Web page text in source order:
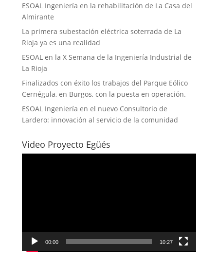
ESOAL Ingeniería en la rehabilitación de La Casa del
Almirante
La primera subestación eléctrica soterrada de La
Rioja ya es una realidad
ESOAL en la X Semana de la Ingeniería Industrial de
La Rioja
Finalizados con éxito los trabajos del Parque Eólico
Cernégula, en Burgos, con la puesta en operación.
ESOAL Ingeniería en el nuevo Consultorio de
Lardero: innovación al servicio de la comunidad
Video Proyecto Egüés
00:00 10:27